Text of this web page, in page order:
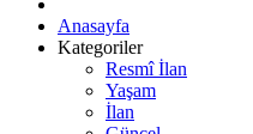
Anasayfa
Kategoriler
Resmî İlan
Yaşam
İlan